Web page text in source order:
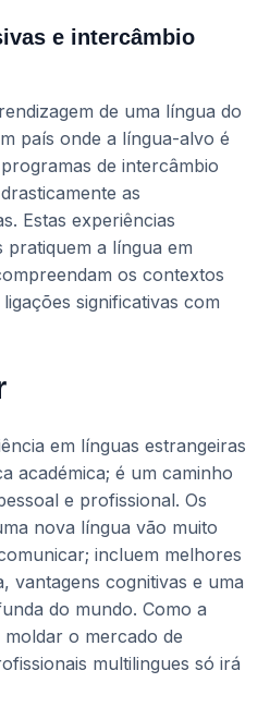
e intercâmbio
de uma língua do
país onde a língua-alvo é
de intercâmbio
as
Estas experiências
pratiquem a língua em
os contextos
significativas com
em línguas estrangeiras
académica; é um caminho
e profissional. Os
nova língua vão muito
incluem melhores
vantagens cognitivas e uma
do mundo. Como a
o mercado de
multilingues só irá